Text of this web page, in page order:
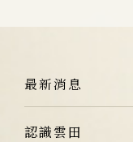
最新消息
認識雲田